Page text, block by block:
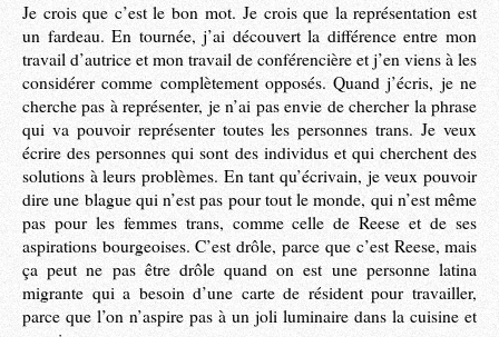
Je crois que c’est le bon mot. Je crois que la représentation est
un fardeau. En tournée, j’ai découvert la différence entre mon
travail d’autrice et mon travail de conférencière et j’en viens à les
considérer comme complètement opposés. Quand j’écris, je ne
cherche pas à représenter, je n’ai pas envie de chercher la phrase
qui va pouvoir représenter toutes les personnes trans. Je veux
écrire des personnes qui sont des individus et qui cherchent des
solutions à leurs problèmes. En tant qu’écrivain, je veux pouvoir
dire une blague qui n’est pas pour tout le monde, qui n’est même
pas pour les femmes trans, comme celle de Reese et de ses
aspirations bourgeoises. C’est drôle, parce que c’est Reese, mais
ça peut ne pas être drôle quand on est une personne latina
migrante qui a besoin d’une carte de résident pour travailler,
parce que l’on n’aspire pas à un joli luminaire dans la cuisine et